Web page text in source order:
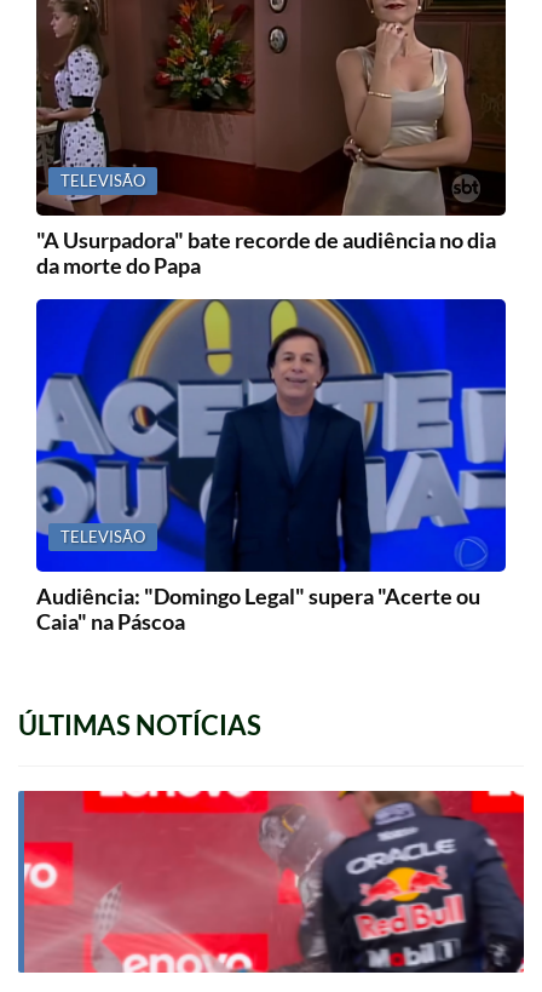
TELEVISÃO
"A Usurpadora" bate recorde de audiência no dia
da morte do Papa
TELEVISÃO
Audiência: "Domingo Legal" supera "Acerte ou
Caia" na Páscoa
ÚLTIMAS NOTÍCIAS